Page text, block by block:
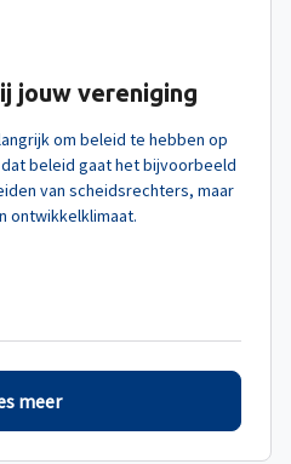
jouw vereniging
om beleid te hebben op
beleid gaat het bijvoorbeeld
van scheidsrechters, maar
ontwikkelklimaat.
meer